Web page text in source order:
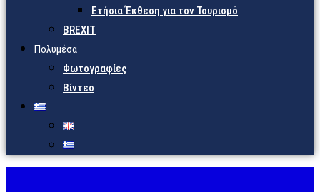
Ετήσια Έκθεση για τον Τουρισμό
BREXIT
Πολυμέσα
Φωτογραφίες
Βίντεο